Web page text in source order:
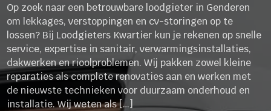
Op zoek naar een betrouwbare loodgieter in Genderen
om lekkages, verstoppingen en cv-storingen op te
lossen? Bij Loodgieters Kwartier kun je rekenen op snelle
service, expertise in sanitair, verwarmingsinstallaties,
dakwerken en rioolproblemen. Wij pakken zowel kleine
reparaties als complete renovaties aan en werken met
de nieuwste technieken voor duurzaam onderhoud en
installatie. Wij weten als […]